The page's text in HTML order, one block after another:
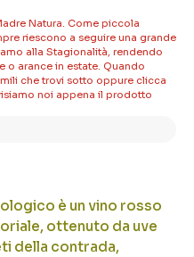
Natura. Come piccola
riescono a seguire una grande
alla Stagionalità, rendendo
o arance in estate. Quando
che trovi sotto oppure clicca
noi appena il prodotto
è un vino rosso
ottenuto da uve
della contrada,